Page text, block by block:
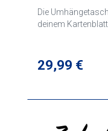
Die
deinem
Regulärer
29,99 €
Produktgalerie